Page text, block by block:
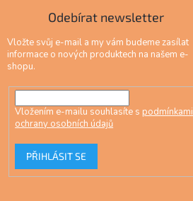
Odebírat newsletter
Vložte svůj e-mail a my vám budeme zasílat
informace o nových produktech na našem e-
shopu.
Vložením e-mailu souhlasíte s podmínkami
ochrany osobních údajů
PŘIHLÁSIT SE